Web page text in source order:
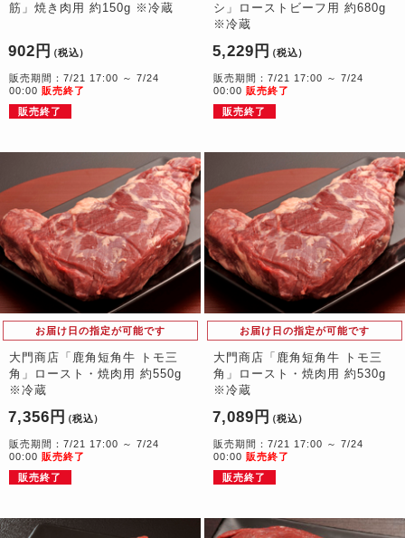
筋」焼き肉用 約150g ※冷蔵
902円 （税込）
販売期間：7/21 17:00 ～ 7/24
00:00 販売終了
販売終了
シ」ローストビーフ用 約680g
※冷蔵
5,229円 （税込）
販売期間：7/21 17:00 ～ 7/24
00:00 販売終了
販売終了
お届け日の指定が可能です
大門商店「鹿角短角牛 トモ三
角」ロースト・焼肉用 約550g
※冷蔵
7,356円 （税込）
販売期間：7/21 17:00 ～ 7/24
00:00 販売終了
販売終了
お届け日の指定が可能です
大門商店「鹿角短角牛 トモ三
角」ロースト・焼肉用 約530g
※冷蔵
7,089円 （税込）
販売期間：7/21 17:00 ～ 7/24
00:00 販売終了
販売終了